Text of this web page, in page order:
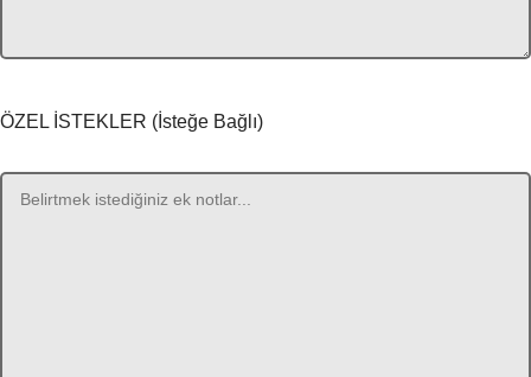
ÖZEL İSTEKLER (İsteğe Bağlı)